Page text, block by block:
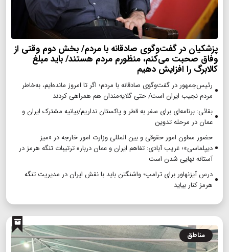
پزشکیان در گفت‌وگوی صادقانه با مردم/ بخش دوم وقتی از
وفاق صحبت می‌کنم، منظورم مردم هستند/ باید مبلغ
کالابرگ را افزایش دهیم
رئیس‌جمهور در گفت‌وگوی صادقانه با مردم؛ اگر تا امروز مانده‌ایم، به‌خاطر
مردم نجیب ایران است/ حتی گلایه‌مندان هم همراهی کردند
بقائی: برنامه‌ای برای سفر به قطر و پاکستان نداریم/بیانیه مشترک ایران و
عمان در مرحله تدوین
حضور معاون امور حقوقی و بین المللی وزارت امور خارجه در «میز
دیپلماسی»؛ غریب آبادی: تفاهم ایران و عمان درباره ترتیبات تنگه هرمز در
آستانه نهایی شدن است
درس آیزنهاور برای ترامپ؛ واشنگتن باید با نقش ایران در مدیریت تنگه
هرمز کنار بیاید
مناطق